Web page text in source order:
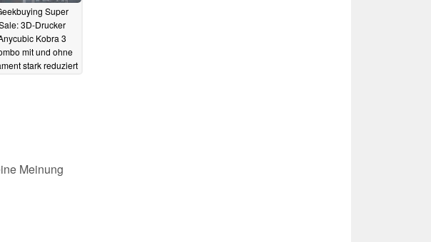
Super
3D-Drucker
Kobra 3
mit und ohne
stark reduziert
Meinung